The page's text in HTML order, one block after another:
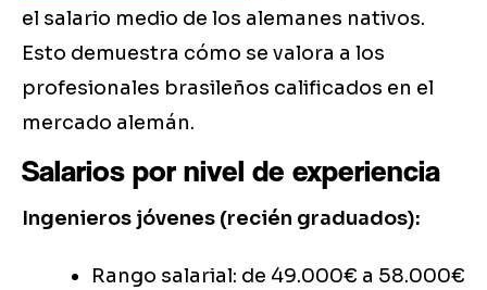
el salario medio de los alemanes nativos.
Esto demuestra cómo se valora a los
profesionales brasileños calificados en el
mercado alemán.
Salarios por nivel de experiencia
Ingenieros jóvenes (recién graduados):
Rango salarial: de 49.000€ a 58.000€